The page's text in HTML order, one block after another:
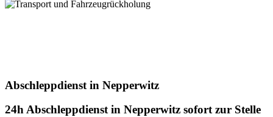
Abschleppdienst in Nepperwitz
24h Abschleppdienst in Nepperwitz sofort zur Stelle